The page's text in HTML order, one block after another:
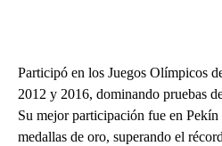
Participó en los Juegos Olímpicos
2012 y 2016, dominando pruebas
Su mejor participación fue en
medallas de oro, superando el